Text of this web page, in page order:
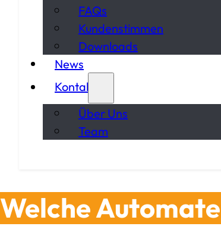
FAQs
Kundenstimmen
Downloads
News
Kontakt
Über Uns
Team
Welche